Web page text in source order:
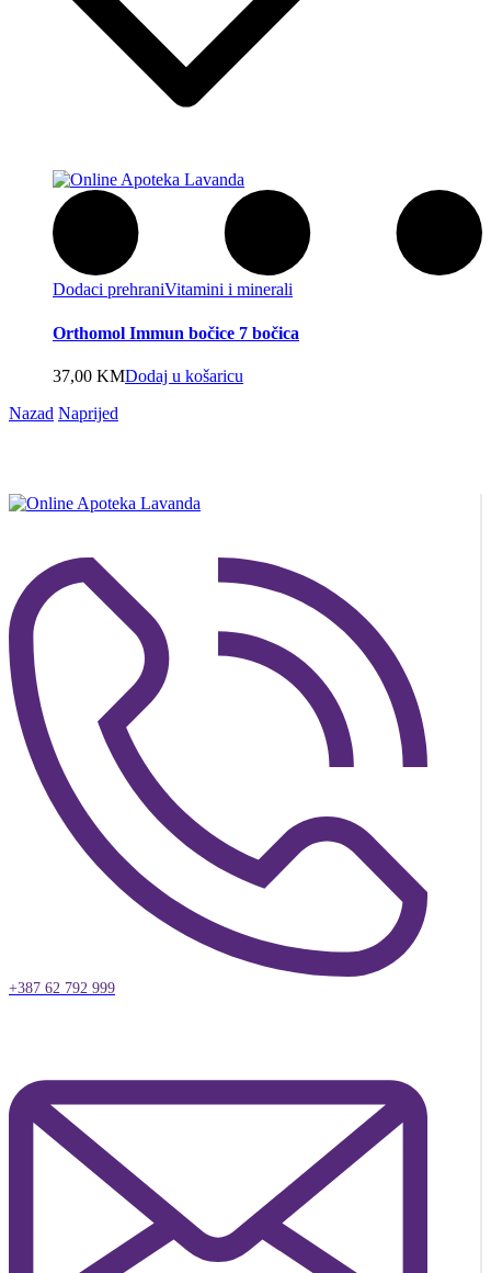
Dodaci prehraniVitamini i minerali
Orthomol Immun bočice 7 bočica
37,00 KMDodaj u košaricu
Nazad Naprijed
+387 62 792 999